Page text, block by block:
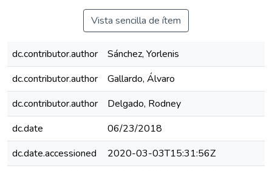
Vista sencilla de ítem
dc.contributor.author
Sánchez, Yorlenis
dc.contributor.author
Gallardo, Álvaro
dc.contributor.author
Delgado, Rodney
dc.date
06/23/2018
dc.date.accessioned
2020-03-03T15:31:56Z